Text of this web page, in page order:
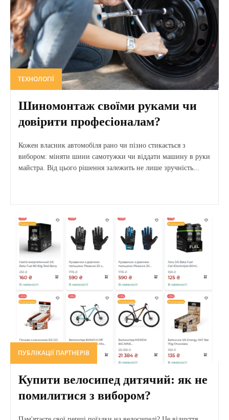
ТЕХНОЛОГІЇ
Шиномонтаж своїми руками чи
довірити професіоналам?
Кожен власник автомобіля рано чи пізно стикається з
вибором: міняти шини самотужки чи віддати машину в руки
майстра. Від цього рішення залежить не лише зручність...
ПУБЛІКАЦІЇ ПАРТНЕРІВ
Купити велосипед дитячий: як не
помилитися з вибором?